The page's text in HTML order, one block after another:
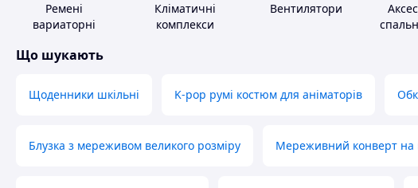
Ремені
вариаторні
Кліматичні
комплекси
Вентилятори
Що шукають
Щоденники шкільні K-pop румі костюм для аніматорів
Блузка з мереживом великого розміру Мереживний конверт на